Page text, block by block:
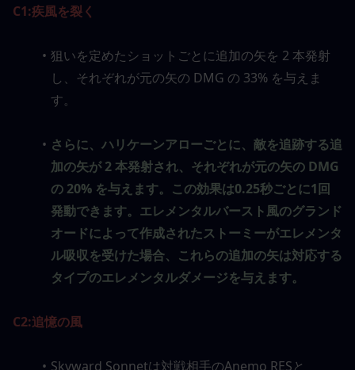
C1:疾風を裂く
狙いを定めたショットごとに追加の矢を 2 本発射
し、それぞれが元の矢の DMG の 33% を与えま
す。
さらに、ハリケーンアローごとに、敵を追跡する追
加の矢が 2 本発射され、それぞれが元の矢の DMG
の 20% を与えます。この効果は0.25秒ごとに1回
発動できます。エレメンタルバースト風のグランド
オードによって作成されたストーミーがエレメンタ
ル吸収を受けた場合、これらの追加の矢は対応する
タイプのエレメンタルダメージを与えます。
C2:追憶の風
Skyward Sonnetは対戦相手のAnemo RESと